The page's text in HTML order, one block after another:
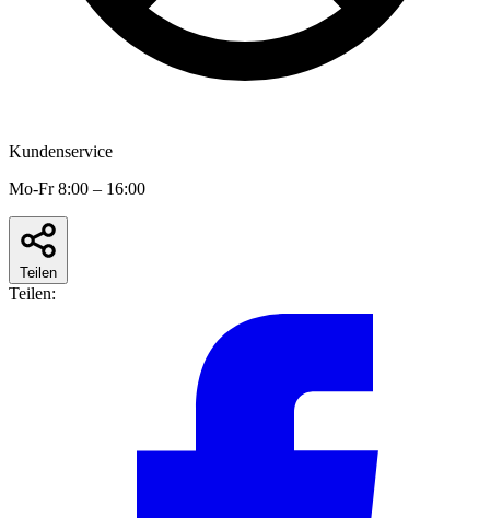
Kundenservice
Mo-Fr 8:00 – 16:00
Teilen
Teilen: